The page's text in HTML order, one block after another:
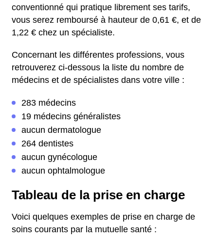
conventionné qui pratique librement ses tarifs,
vous serez remboursé à hauteur de 0,61 €, et de
1,22 € chez un spécialiste.
Concernant les différentes professions, vous
retrouverez ci-dessous la liste du nombre de
médecins et de spécialistes dans votre ville :
283 médecins
19 médecins généralistes
aucun dermatologue
264 dentistes
aucun gynécologue
aucun ophtalmologue
Tableau de la prise en charge
Voici quelques exemples de prise en charge de
soins courants par la mutuelle santé :